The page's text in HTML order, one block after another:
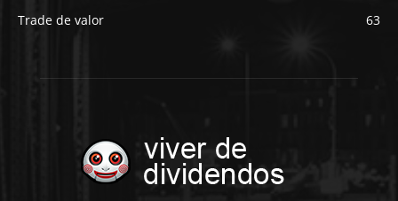
Trade de valor
63